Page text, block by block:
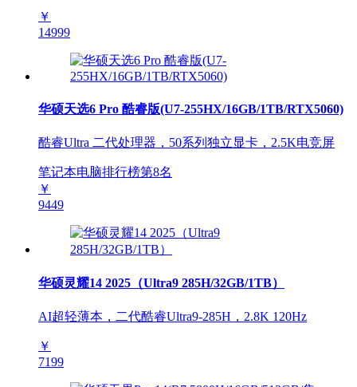
￥
14999
华硕天选6 Pro 酷睿版(U7-255HX/16GB/1TB/RTX5060)
酷睿Ultra 二代处理器，50系列独立显卡，2.5K电竞屏
笔记本电脑排行榜第8名
￥
9449
华硕灵耀14 2025（Ultra9 285H/32GB/1TB）
AI超轻薄本，二代酷睿Ultra9-285H，2.8K 120Hz
￥
7199